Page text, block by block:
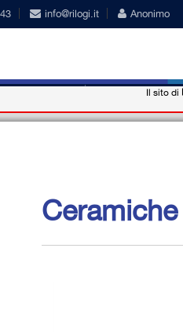
info@rilogi.it Anonimo
Nostre Il sito di